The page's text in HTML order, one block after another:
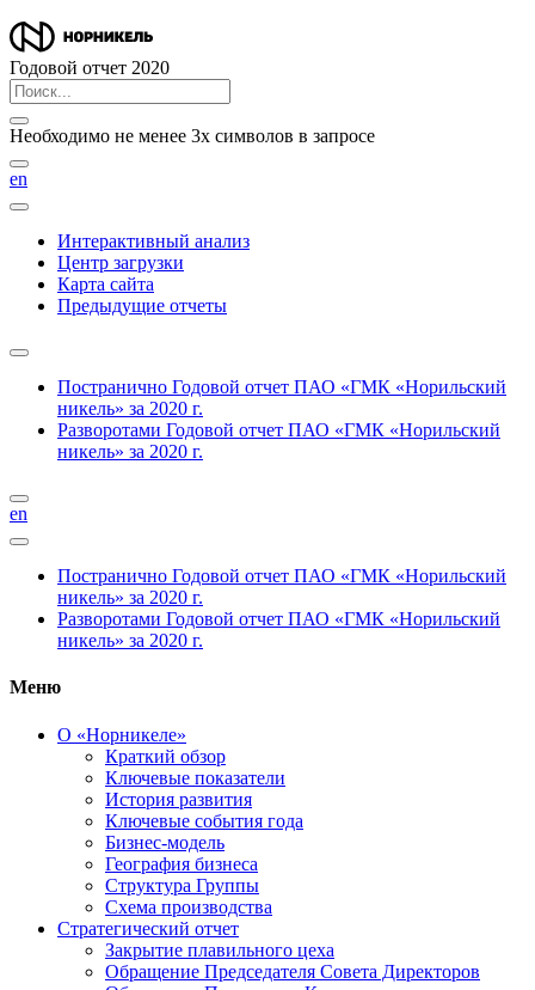
Годовой отчет 2020
Необходимо не менее 3х символов в запросе
en
Интерактивный анализ
Центр загрузки
Карта сайта
Предыдущие отчеты
Постранично Годовой отчет ПАО «ГМК «Норильский
никель» за 2020 г.
Разворотами Годовой отчет ПАО «ГМК «Норильский
никель» за 2020 г.
en
Постранично Годовой отчет ПАО «ГМК «Норильский
никель» за 2020 г.
Разворотами Годовой отчет ПАО «ГМК «Норильский
никель» за 2020 г.
Меню
О «Норникеле»
Краткий обзор
Ключевые показатели
История развития
Ключевые события года
Бизнес-модель
География бизнеса
Структура Группы
Схема производства
Стратегический отчет
Закрытие плавильного цеха
Обращение Председателя Совета Директоров